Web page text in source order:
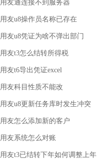
用友通连接不到服务器
用友u8操作员名称已存在
用友u8凭证为啥不弹出部门
用友t3怎么结转所得税
用友t6导出凭证excel
用友科目性质不能改
用友u8更新任务库时发生冲突
用友怎么添加新的客户
用友系统怎么对账
用友t3已结转下年如何调整上年